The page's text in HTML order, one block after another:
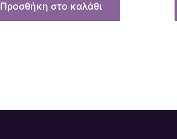
Προσθήκη στο καλάθι